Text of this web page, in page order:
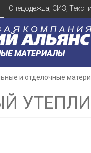
Спецодежда, СИЗ,
МАТЕРИАЛЫ
и отделочные